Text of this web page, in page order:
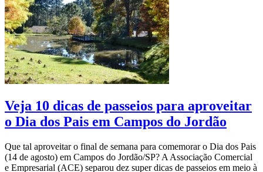
Veja 10 dicas de passeios para aproveitar
o Dia dos Pais em Campos do Jordão
Que tal aproveitar o final de semana para comemorar o Dia dos Pais
(14 de agosto) em Campos do Jordão/SP? A Associação Comercial
e Empresarial (ACE) separou dez super dicas de passeios em meio à